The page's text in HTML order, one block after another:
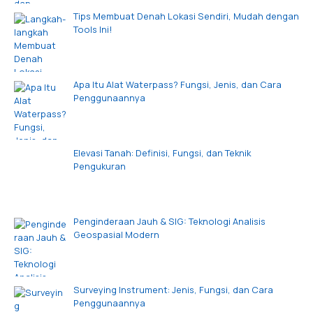
Tips Membuat Denah Lokasi Sendiri, Mudah dengan
Tools Ini!
Apa Itu Alat Waterpass? Fungsi, Jenis, dan Cara
Penggunaannya
Elevasi Tanah: Definisi, Fungsi, dan Teknik
Pengukuran
Penginderaan Jauh & SIG: Teknologi Analisis
Geospasial Modern
Surveying Instrument: Jenis, Fungsi, dan Cara
Penggunaannya